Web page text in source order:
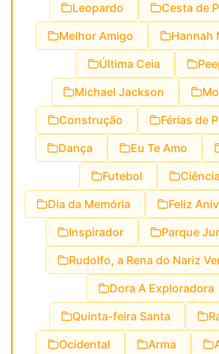
Leopardo
Cesta de
Melhor Amigo
Hannah
Última Ceia
Michael Jackson
Construção
Férias de
Dança
Eu Te Amo
Futebol
Ciência
Dia da Memória
Feliz
Inspirador
Parque
Rudolfo, a Rena do Nariz
Dora A Exploradora
Quinta-feira Santa
Ocidental
Arma